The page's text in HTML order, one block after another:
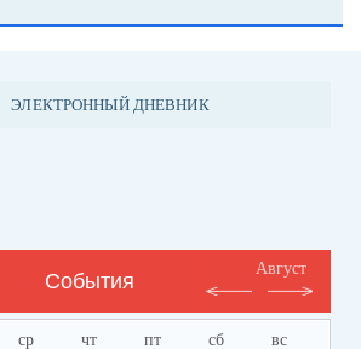
ЭЛЕКТРОННЫЙ ДНЕВНИК
События
Август
ср чт пт сб вс